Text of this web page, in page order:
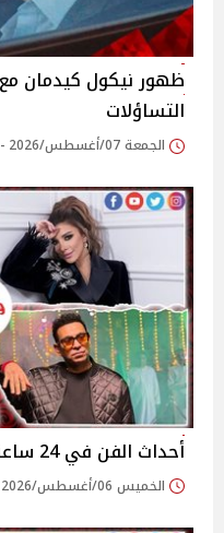
ظهور نيكول كيدمان مع
التساؤلات
الجمعة 07/أغسطس/2026 - 05:56 م
أحداث الفن في 24 ساعة
الخميس 06/أغسطس/2026 - 11:12 م